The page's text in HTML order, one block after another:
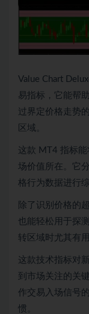
Value Chart
易指标，它能帮
过界定价格走势
区域。
这款 MT4 指标
场价值所在。它
格行为数据进行
除了识别价格的
也能轻松用于探
转区域时尤其有用
这款技术指标对
到市场关注的关
作交易入场信号
惯。